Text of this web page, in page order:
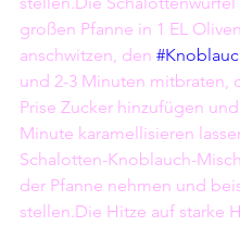
großen Pfanne in 1 EL
anschwitzen, den
und 2-3 Minuten mitbraten,
Prise Zucker hinzufügen und
Minute karamellisieren
Schalotten-Knoblauch-
der Pfanne nehmen und
stellen.Die Hitze auf starke